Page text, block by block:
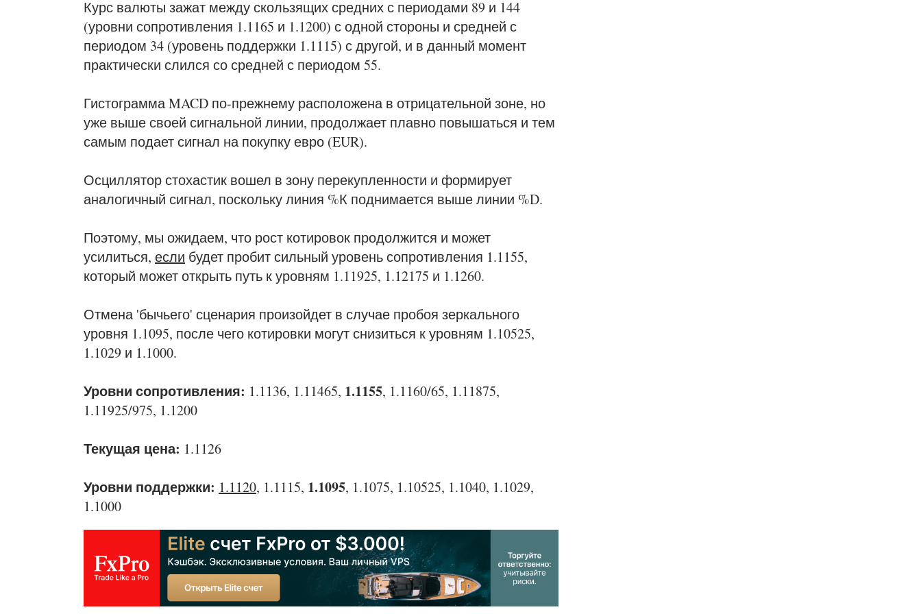
Курс валюты зажат между скользящих средних с периодами 89 и 144
(уровни сопротивления 1.1165 и 1.1200) с одной стороны и средней с
периодом 34 (уровень поддержки 1.1115) с другой, и в данный момент
практически слился со средней с периодом 55.
Гистограмма MACD по-прежнему расположена в отрицательной зоне, но
уже выше своей сигнальной линии, продолжает плавно повышаться и тем
самым подает сигнал на покупку евро (EUR).
Осциллятор стохастик вошел в зону перекупленности и формирует
аналогичный сигнал, поскольку линия %К поднимается выше линии %D.
Поэтому, мы ожидаем, что рост котировок продолжится и может
усилиться, если будет пробит сильный уровень сопротивления 1.1155,
который может открыть путь к уровням 1.11925, 1.12175 и 1.1260.
Отмена 'бычьего' сценария произойдет в случае пробоя зеркального
уровня 1.1095, после чего котировки могут снизиться к уровням 1.10525,
1.1029 и 1.1000.
Уровни сопротивления: 1.1136, 1.11465, 1.1155, 1.1160/65, 1.11875,
1.11925/975, 1.1200
Текущая цена: 1.1126
Уровни поддержки: 1.1120, 1.1115, 1.1095, 1.1075, 1.10525, 1.1040, 1.1029,
1.1000